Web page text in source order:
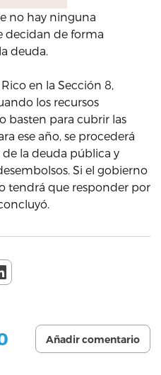
no hay ninguna
decidan de forma
deuda.
en la Sección 8,
los recursos
basten para cubrir las
ese año, se procederá
la deuda pública y
Si el gobierno
tendrá que responder por
Añadir comentario